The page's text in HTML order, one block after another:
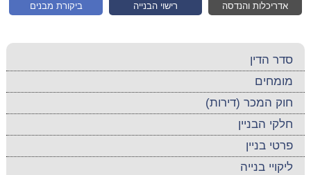
ביקורת מבנים רישוי הבנייה אדריכלות והנדסה
סדר הדין
מומחים
חוק המכר (דירות)
חלקי הבניין
פרטי בניין
ליקויי בנייה